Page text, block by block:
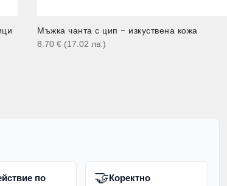
Мъжка чанта с цип - изкуствена кожа
8.70 € (17.02 лв. )
по
🤝Коректно